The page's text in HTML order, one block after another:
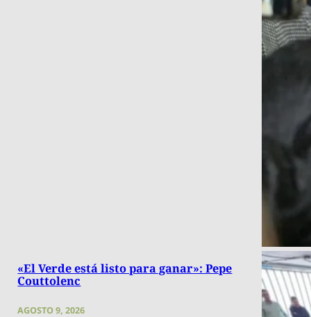
«El Verde está listo para ganar»: Pepe
Couttolenc
AGOSTO 9, 2026